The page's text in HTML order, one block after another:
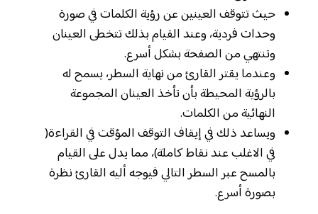
حيث تتوقف العينين عن رؤية الكلمات في صورة
وحدات فردية، وعند القيام بذلك تتخطى العينان
وتنتهي من الصفحة بشكل أسرع.
وعندما يقتر القارئ من نهاية السطر، يسمح له
بالرؤية المحيطة بأن تأخذ العينان المجموعة
النهائية من الكلمات.
ويساعد ذلك في إيقاف التوقف المؤقت في القراءة(
في الاغلب عند نقاط كاملة)، مما يدل على القيام
بالمسح عبر السطر التالي فيوجه أليه القارئ نظرة
بصورة أسرع.